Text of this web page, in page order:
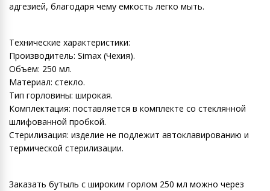
адгезией, благодаря чему емкость легко мыть.
Технические характеристики:
Производитель: Simax (Чехия).
Объем: 250 мл.
Материал: стекло.
Тип горловины: широкая.
Комплектация: поставляется в комплекте со стеклянной
шлифованной пробкой.
Стерилизация: изделие не подлежит автоклавированию и
термической стерилизации.
Заказать бутыль с широким горлом 250 мл можно через